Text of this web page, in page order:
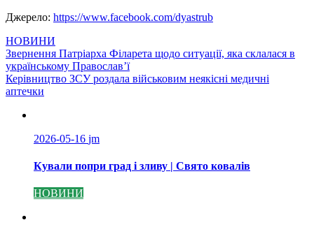
Джерело: https://www.facebook.com/dyastrub
НОВИНИ
Навігація
записів
Звернення Патріарха Філарета щодо ситуації, яка склалася в
українському Православ’ї
Керівництво ЗСУ роздала військовим неякісні медичні
аптечки
2026-05-16 jm
Кували попри град і зливу | Свято ковалів
НОВИНИ